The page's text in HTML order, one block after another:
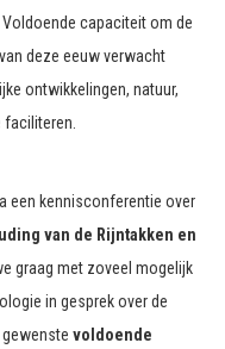
Voldoende capaciteit om de
deze eeuw verwacht
ontwikkelingen, natuur,
een kennisconferentie over
van de Rijntakken en
graag met zoveel mogelijk
in gesprek over de
voldoende